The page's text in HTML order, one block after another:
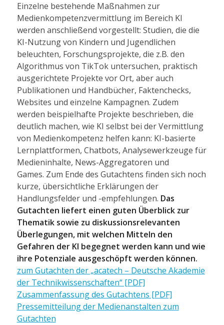
Einzelne bestehende Maßnahmen zur
Medienkompetenzvermittlung im Bereich KI
werden anschließend vorgestellt: Studien, die die
KI-Nutzung von Kindern und Jugendlichen
beleuchten, Forschungsprojekte, die z.B. den
Algorithmus von TikTok untersuchen, praktisch
ausgerichtete Projekte vor Ort, aber auch
Publikationen und Handbücher, Faktenchecks,
Websites und einzelne Kampagnen. Zudem
werden beispielhafte Projekte beschrieben, die
deutlich machen, wie KI selbst bei der Vermittlung
von Medienkompetenz helfen kann: KI-basierte
Lernplattformen, Chatbots, Analysewerkzeuge für
Medieninhalte, News-Aggregatoren und
Games. Zum Ende des Gutachtens finden sich noch
kurze, übersichtliche Erklärungen der
Handlungsfelder und -empfehlungen. Das
Gutachten liefert einen guten Überblick zur
Thematik sowie zu diskussionsrelevanten
Überlegungen, mit welchen Mitteln den
Gefahren der KI begegnet werden kann und wie
ihre Potenziale ausgeschöpft werden können.
zum Gutachten der „acatech – Deutsche Akademie
der Technikwissenschaften“ [PDF]
Zusammenfassung des Gutachtens [PDF]
Pressemitteilung der Medienanstalten zum
Gutachten